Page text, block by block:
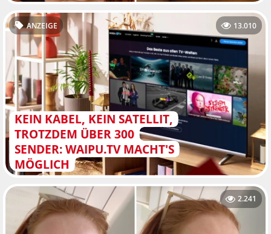
KEIN KABEL, KEIN SATELLIT,
TROTZDEM ÜBER 300
SENDER: WAIPU.TV MACHT'S
MÖGLICH
ANZEIGE 13.010
2.241